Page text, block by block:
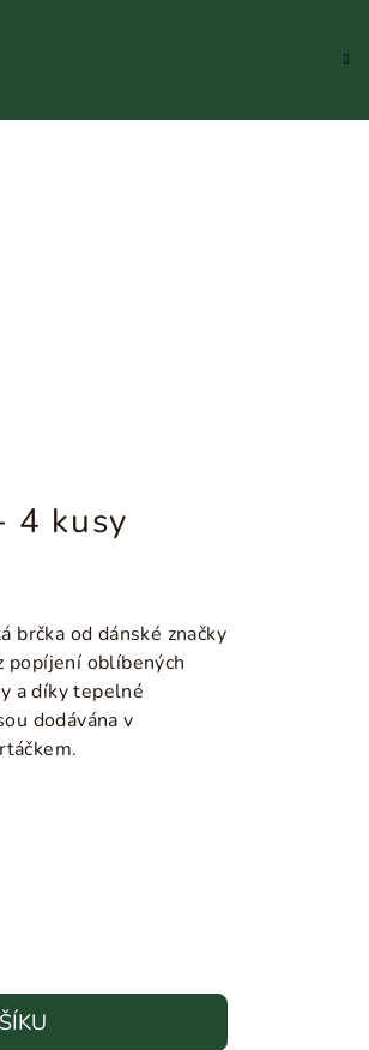
4 kusy
brčka od dánské značky
popíjení oblíbených
a díky tepelné
dodávána v